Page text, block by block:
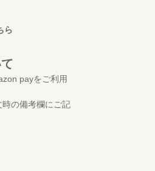
ら
payをご利用
の備考欄にご記